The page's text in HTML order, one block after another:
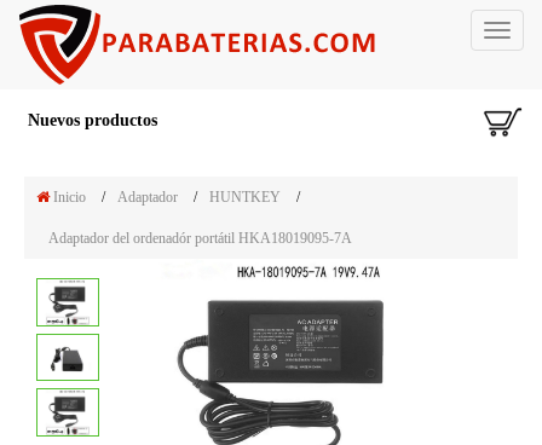
Toggle
Nuevos productos
Inicio / Adaptador / HUNTKEY /
Adaptador del ordenadór portátil HKA18019095-7A